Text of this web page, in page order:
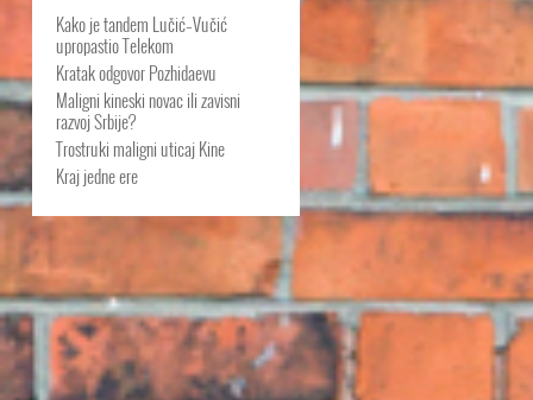
Kako je tandem Lučić–Vučić
upropastio Telekom
Kratak odgovor Pozhidaevu
Maligni kineski novac ili zavisni
razvoj Srbije?
Trostruki maligni uticaj Kine
Kraj jedne ere